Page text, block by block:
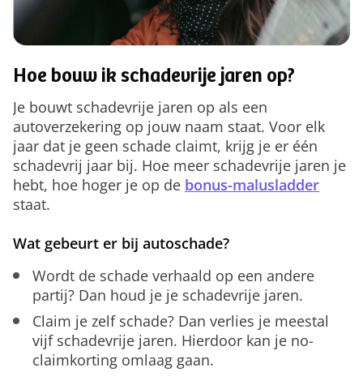
Hoe bouw ik schadevrije jaren op?
Je bouwt schadevrije jaren op als een
autoverzekering op jouw naam staat. Voor elk
jaar dat je geen schade claimt, krijg je er één
schadevrij jaar bij. Hoe meer schadevrije jaren je
hebt, hoe hoger je op de bonus-malusladder
staat.
Wat gebeurt er bij autoschade?
Wordt de schade verhaald op een andere
partij? Dan houd je je schadevrije jaren.
Claim je zelf schade? Dan verlies je meestal
vijf schadevrije jaren. Hierdoor kan je no-
claimkorting omlaag gaan.